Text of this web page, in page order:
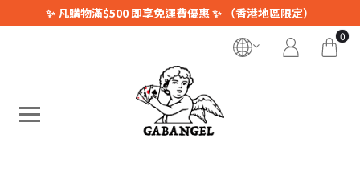
✨ 凡購物滿$500 即享免運費優惠 ✨ （香港地區限定）
0